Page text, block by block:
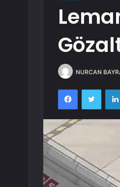
NURCAN
Facebook